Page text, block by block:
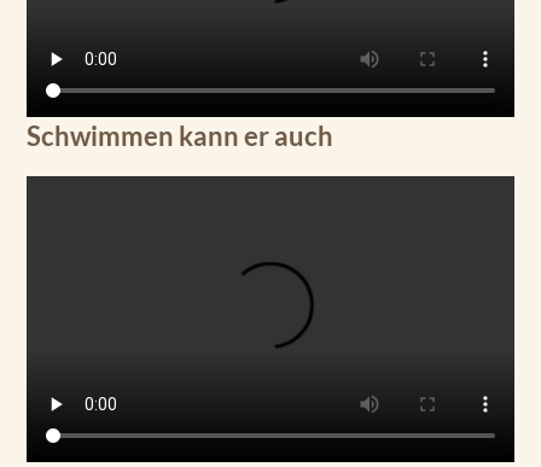
Schwimmen kann er auch